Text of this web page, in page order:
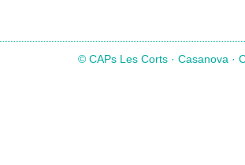
© CAPs Les Corts · Casanova ·